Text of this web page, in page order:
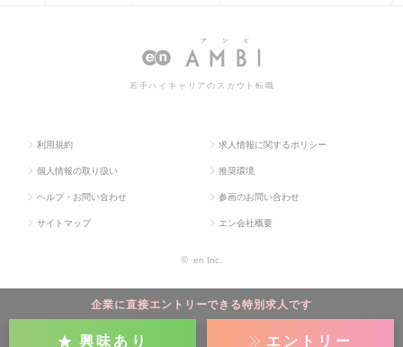
企業に直接エントリーできる特別求人です
興味あり エントリー
サルタントの転 間休日125日｜働きやすさ◎の求
若手ハイキャリアのスカウト転職
利用規約 求人情報に関するポリシー
個人情報の取り扱い 推奨環境
ヘルプ・お問い合わせ 参画のお問い合わせ
サイトマップ エン会社概要
© en Inc.